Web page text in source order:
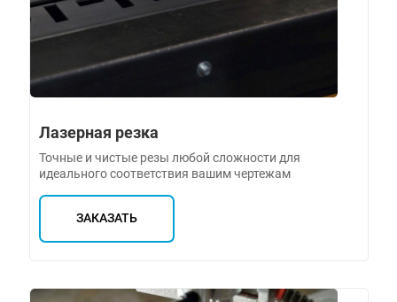
Лазерная резка
Точные и чистые резы любой сложности для
идеального соответствия вашим чертежам
ЗАКАЗАТЬ